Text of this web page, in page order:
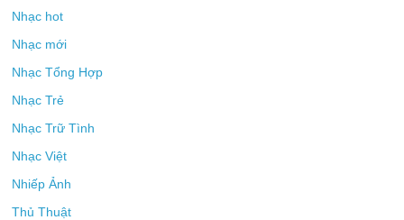
Nhạc hot
Nhạc mới
Nhạc Tổng Hợp
Nhạc Trẻ
Nhạc Trữ Tình
Nhạc Việt
Nhiếp Ảnh
Thủ Thuật